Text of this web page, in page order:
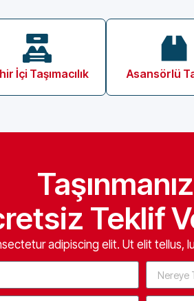
İçi Taşımacılık Asansörlü
Teklif
adipiscing elit. Ut elit tellus,